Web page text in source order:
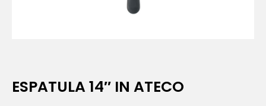
ESPATULA 14″ IN ATECO